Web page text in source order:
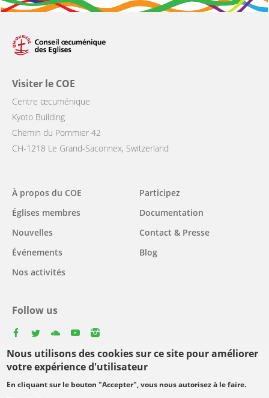
Nous utilisons des cookies sur ce site pour améliorer
votre expérience d'utilisateur
En cliquant sur le bouton "Accepter", vous nous autorisez à le faire.
Visiter le COE
Centre œcuménique
Kyoto Building
Chemin du Pommier 42
CH-1218 Le Grand-Saconnex, Switzerland
Main
navigation
À propos du COE
Églises membres
Nouvelles
Événements
Nos activités
Participez
Documentation
Contact & Presse
Blog
Follow us
Select
your
Footer